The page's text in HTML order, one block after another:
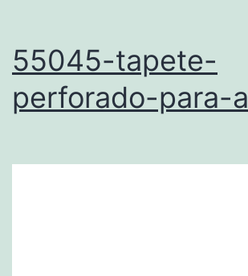
55045-tapete-
perforado-para-